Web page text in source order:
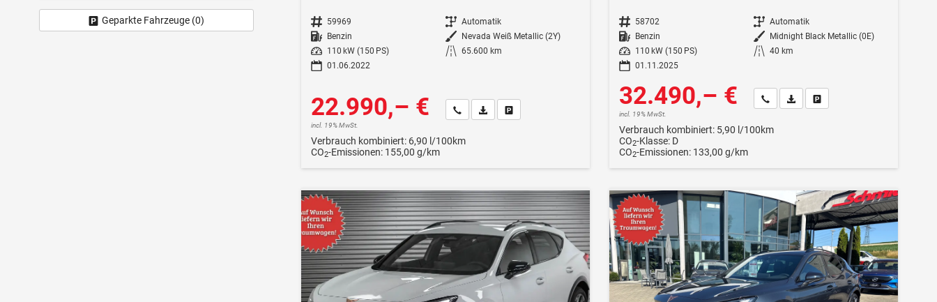
Fahrzeugnr. 59969 Getriebe Automatik
Kraftstoff Benzin Außenfarbe Nevada Weiß Metallic (2Y)
Leistung
110 kW (150 PS) Kilometerstand 65.600 km
01.06.2022
22.990,– €
incl. 19% MwSt.
Wir rufen Sie an
Fahrzeugexposé (PDF)
Fahrzeug parken
Verbrauch kombiniert: 6,90 l/100km
CO2-Emissionen: 155,00 g/km
Fahrzeugnr. 58702 Getriebe Automatik
Kraftstoff Benzin Außenfarbe Midnight Black Metallic (0E)
Leistung
110 kW (150 PS) Kilometerstand 40 km
01.11.2025
32.490,– €
incl. 19% MwSt.
Wir rufen Sie an
Fahrzeugexposé (PDF)
Fahrzeug parken
Verbrauch kombiniert: 5,90 l/100km
CO2-Klasse: D
CO2-Emissionen: 133,00 g/km
Geparkte Fahrzeuge (0)